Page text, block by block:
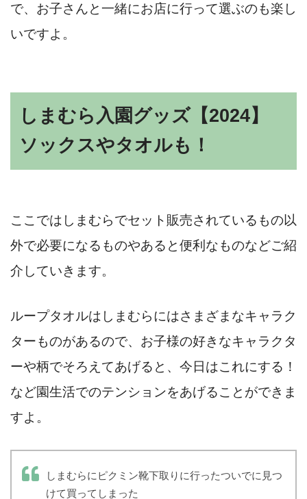
で、お子さんと一緒にお店に行って選ぶのも楽し
いですよ。
しまむら入園グッズ【2024】
ソックスやタオルも！
ここではしまむらでセット販売されているもの以
外で必要になるものやあると便利なものなどご紹
介していきます。
ループタオルはしまむらにはさまざまなキャラク
ターものがあるので、お子様の好きなキャラクタ
ーや柄でそろえてあげると、今日はこれにする！
など園生活でのテンションをあげることができま
すよ。
しまむらにピクミン靴下取りに行ったついでに見つ
けて買ってしまった